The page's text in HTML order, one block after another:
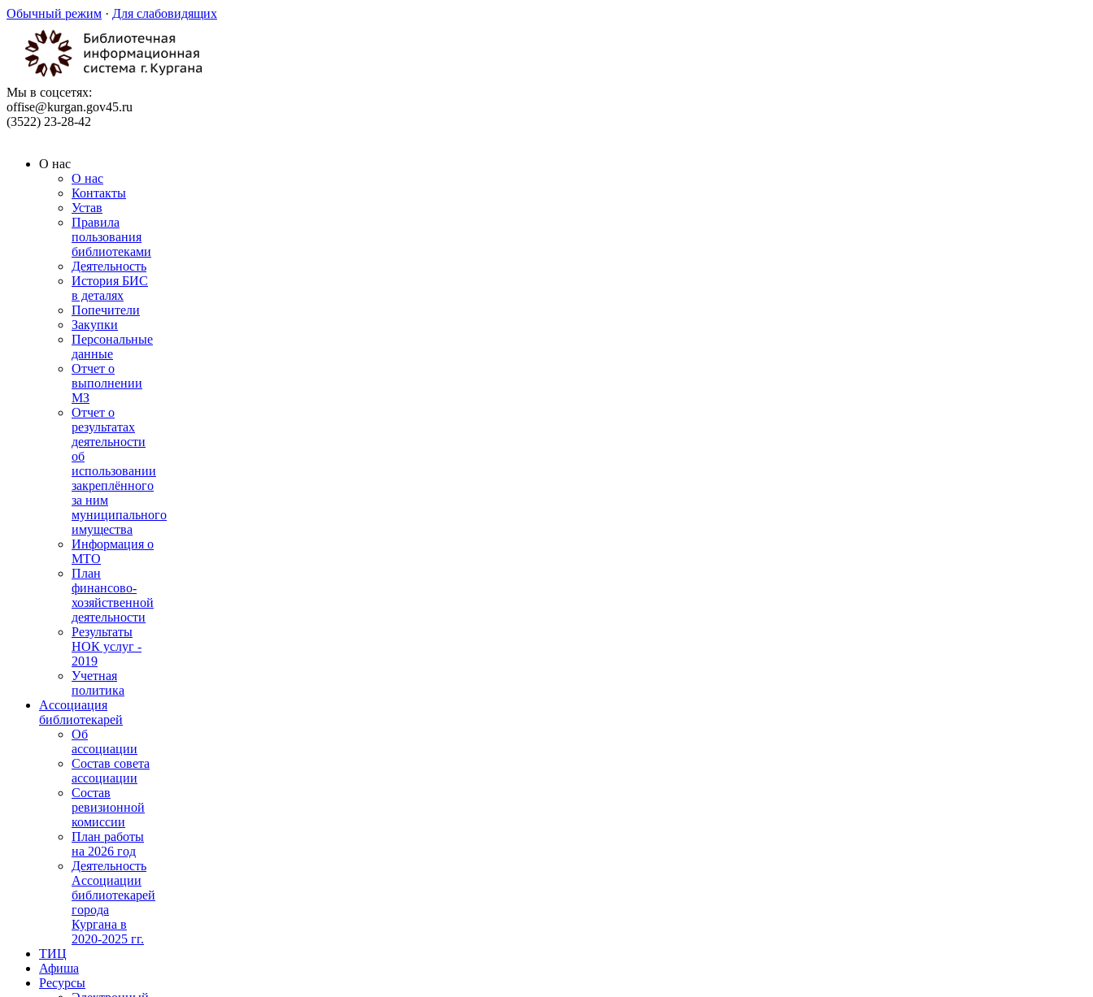
Обычный режим · Для слабовидящих
Мы в соцсетях:
offise@kurgan.gov45.ru
(3522) 23-28-42
О нас
О нас
Контакты
Устав
Правила
пользования
библиотеками
Деятельность
История БИС
в деталях
Попечители
Закупки
Персональные
данные
Отчет о
выполнении
МЗ
Отчет о
результатах
деятельности
об
использовании
закреплённого
за ним
муниципального
имущества
Информация о
МТО
План
финансово-
хозяйственной
деятельности
Результаты
НОК услуг -
2019
Учетная
политика
Ассоциация
библиотекарей
Об
ассоциации
Состав совета
ассоциации
Состав
ревизионной
комиссии
План работы
на 2026 год
Деятельность
Ассоциации
библиотекарей
города
Кургана в
2020-2025 гг.
ТИЦ
Афиша
Ресурсы